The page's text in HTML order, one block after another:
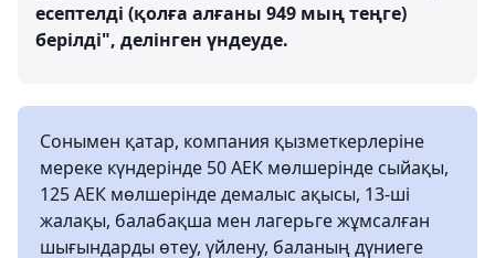
есептелді (қолға алғаны 949 мың теңге)
берілді", делінген үндеуде.
Сонымен қатар, компания қызметкерлеріне
мереке күндерінде 50 АЕК мөлшерінде сыйақы,
125 АЕК мөлшерінде демалыс ақысы, 13-ші
жалақы, балабақша мен лагерьге жұмсалған
шығындарды өтеу, үйлену, баланың дүниеге